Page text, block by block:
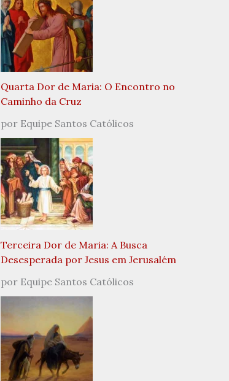
Quarta Dor de Maria: O Encontro no
Caminho da Cruz
por Equipe Santos Católicos
Terceira Dor de Maria: A Busca
Desesperada por Jesus em Jerusalém
por Equipe Santos Católicos